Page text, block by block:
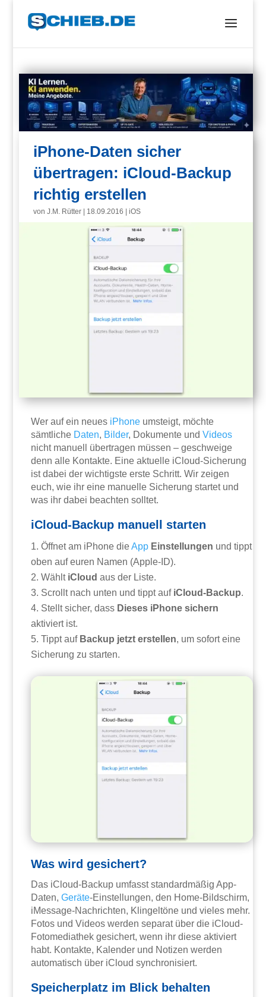
iPhone-Daten sicher
übertragen: iCloud-Backup
richtig erstellen
vonJ.M. Rütter 18.09.2016 |iOS
Wer auf ein neues iPhone umsteigt, möchte
sämtliche Daten, Bilder, Dokumente undVideos
nicht manuell übertragen müssen – geschweige
denn alle Kontakte. Eine aktuelle iCloud-Sicherung
ist dabei der wichtigste erste Schritt. Wir zeigen
euch, wie ihr eine manuelle Sicherung startet und
was ihr dabei beachten solltet.
iCloud-Backup manuell starten
Öffnet am iPhone dieApp Einstellungen und tippt
oben auf euren Namen (Apple-ID).
Wählt iCloud aus der Liste.
Scrollt nach unten und tippt auf iCloud-Backup.
Stellt sicher, dass Dieses iPhone sichern
aktiviert ist.
Tippt auf Backup jetzt erstellen, um sofort eine
Sicherung zu starten.
Was wird gesichert?
Das iCloud-Backup umfasst standardmäßig App-
Daten,Geräte-Einstellungen, den Home-Bildschirm,
iMessage-Nachrichten, Klingeltöne und vieles mehr.
Fotos und Videos werden separat über die iCloud-
Fotomediathek gesichert, wenn ihr diese aktiviert
habt. Kontakte, Kalender und Notizen werden
automatisch über iCloud synchronisiert.
Speicherplatz im Blick behalten